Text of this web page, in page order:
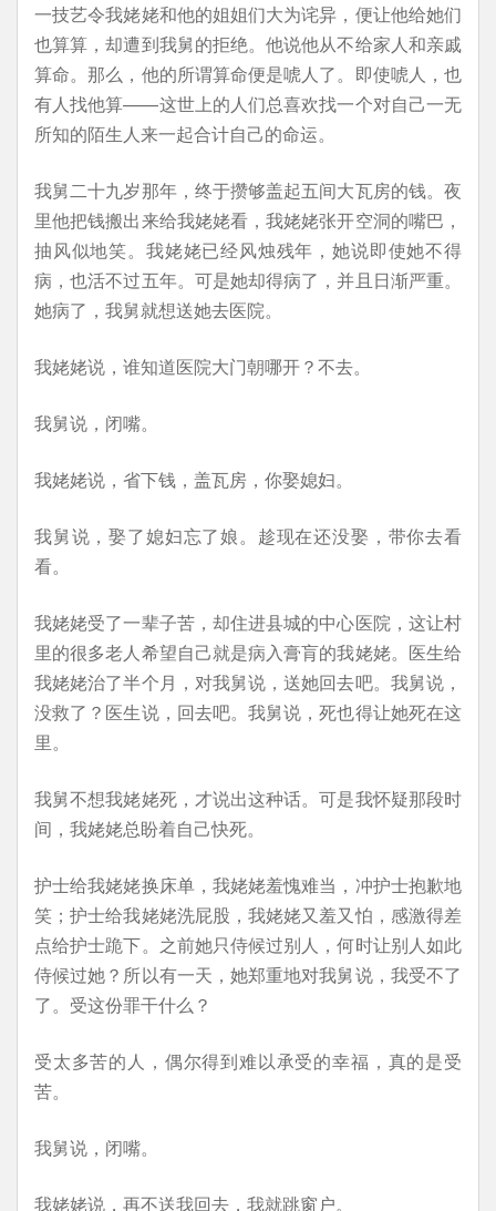
一技艺令我姥姥和他的姐姐们大为诧异，便让他给她们
也算算，却遭到我舅的拒绝。他说他从不给家人和亲戚
算命。那么，他的所谓算命便是唬人了。即使唬人，也
有人找他算——这世上的人们总喜欢找一个对自己一无
所知的陌生人来一起合计自己的命运。
我舅二十九岁那年，终于攒够盖起五间大瓦房的钱。夜
里他把钱搬出来给我姥姥看，我姥姥张开空洞的嘴巴，
抽风似地笑。我姥姥已经风烛残年，她说即使她不得
病，也活不过五年。可是她却得病了，并且日渐严重。
她病了，我舅就想送她去医院。
我姥姥说，谁知道医院大门朝哪开？不去。
我舅说，闭嘴。
我姥姥说，省下钱，盖瓦房，你娶媳妇。
我舅说，娶了媳妇忘了娘。趁现在还没娶，带你去看
看。
我姥姥受了一辈子苦，却住进县城的中心医院，这让村
里的很多老人希望自己就是病入膏肓的我姥姥。医生给
我姥姥治了半个月，对我舅说，送她回去吧。我舅说，
没救了？医生说，回去吧。我舅说，死也得让她死在这
里。
我舅不想我姥姥死，才说出这种话。可是我怀疑那段时
间，我姥姥总盼着自己快死。
护士给我姥姥换床单，我姥姥羞愧难当，冲护士抱歉地
笑；护士给我姥姥洗屁股，我姥姥又羞又怕，感激得差
点给护士跪下。之前她只侍候过别人，何时让别人如此
侍候过她？所以有一天，她郑重地对我舅说，我受不了
了。受这份罪干什么？
受太多苦的人，偶尔得到难以承受的幸福，真的是受
苦。
我舅说，闭嘴。
我姥姥说，再不送我回去，我就跳窗户。